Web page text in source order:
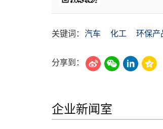
关键词： 汽车 化工 环保产
分享到：
企业新闻室